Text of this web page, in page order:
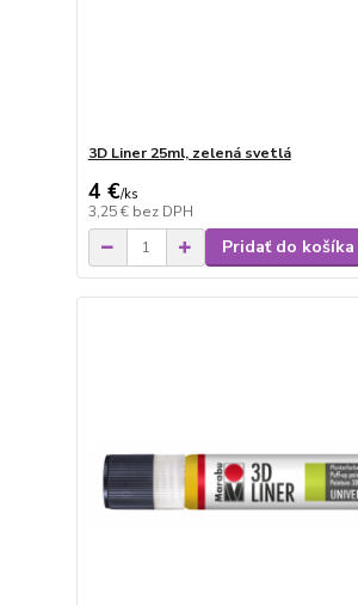
3D Liner 25ml, zelená svetlá
4 €/ks
3,25 € bez DPH
Pridať do košíka